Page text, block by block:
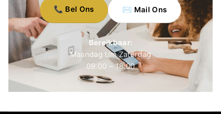
📞 Bel Ons ✉️ Mail Ons
Bereikbaar:
Maandag t/m Zaterdag
09:00 – 18:00